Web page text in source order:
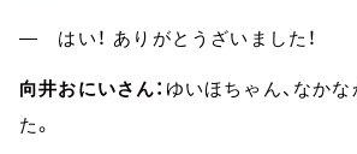
― はい！ ありがとうざいました！
向井おにいさん： ゆいほちゃん、なか
た。